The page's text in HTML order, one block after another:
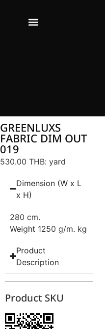
GREENLUXS
FABRIC DIM OUT
019
530.00 THB: yard
Dimension (W x L
x H)
280 cm.
Weight 1250 g/m. kg
Product
Description
Product SKU